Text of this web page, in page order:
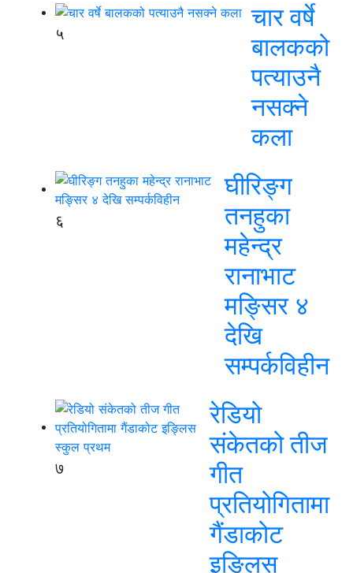
५
चार वर्षे
बालकको
पत्याउनै
नसक्ने
कला
६
घीरिङ्ग
तनहुका
महेन्द्र
रानाभाट
मङ्सिर ४
देखि
सम्पर्कविहीन
७
रेडियो
संकेतको तीज
गीत
प्रतियोगितामा
गैंडाकोट
इङ्लिस